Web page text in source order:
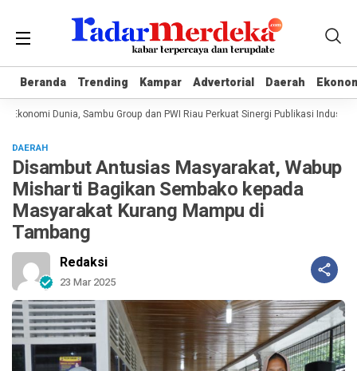
Beranda Trending Kampar Advertorial Daerah
Beranda Trending Kampar Advertorial Daerah
Dunia, Sambu Group dan PWI Riau Perkuat Sinergi Publikasi Industri
DAERAH
Disambut Antusias Masyarakat, Wabup
Misharti Bagikan Sembako kepada
Masyarakat Kurang Mampu di
Tambang
Redaksi
23 Mar 2025